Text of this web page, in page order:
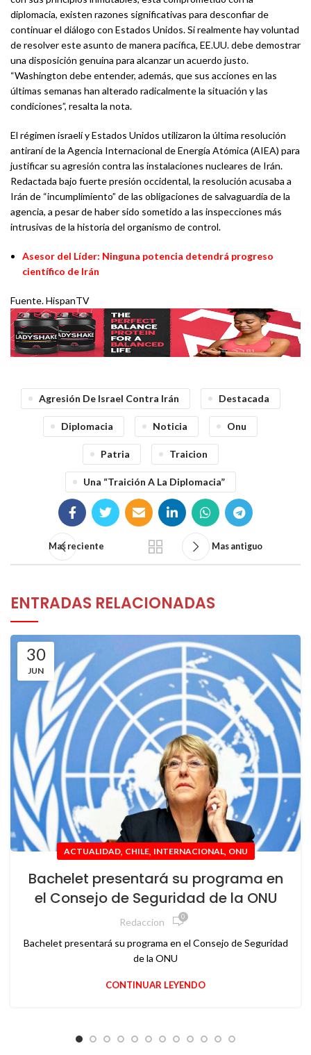
diplomacia, existen razones significativas para desconfiar de
continuar el diálogo con Estados Unidos. Si realmente hay voluntad
de resolver este asunto de manera pacífica, EE.UU. debe demostrar
una disposición genuina para alcanzar un acuerdo justo.
“Washington debe entender, además, que sus acciones en las
últimas semanas han alterado radicalmente la situación y las
condiciones”, resalta la nota.
El régimen israelí y Estados Unidos utilizaron la última resolución
antiraní de la Agencia Internacional de Energía Atómica (AIEA) para
justificar su agresión contra las instalaciones nucleares de Irán.
Redactada bajo fuerte presión occidental, la resolución acusaba a
Irán de “incumplimiento” de las obligaciones de salvaguardia de la
agencia, a pesar de haber sido sometido a las inspecciones más
intrusivas de la historia del organismo de control.
Asesor del Líder: Ninguna potencia detendrá progreso
científico de Irán
Fuente. HispanTV
​​​​​​​Agresión De Israel Contra Irán Destacada
Diplomacia Noticia Onu
Patria Traicion
Una “traición A La Diplomacia”
Mas reciente Mas antiguo
ENTRADAS RELACIONADAS
30
JUN
ACTUALIDAD, CHILE, INTERNACIONAL, ONU
Bachelet presentará su programa en
el Consejo de Seguridad de la ONU
Redaccion 0
Bachelet presentará su programa en el Consejo de Seguridad
de la ONU
CONTINUAR LEYENDO